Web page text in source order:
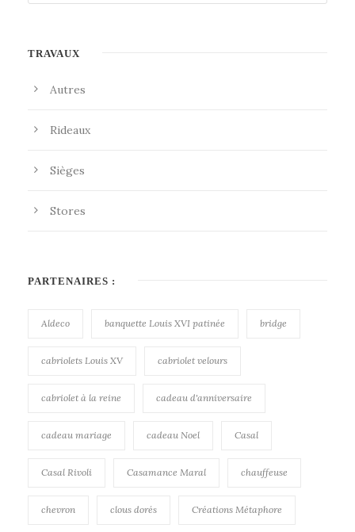
TRAVAUX
Autres
Rideaux
Sièges
Stores
PARTENAIRES :
Aldeco banquette Louis XVI patinée bridge
cabriolets Louis XV cabriolet velours
cabriolet à la reine cadeau d'anniversaire
cadeau mariage cadeau Noel Casal
Casal Rivoli Casamance Maral chauffeuse
chevron clous dorés Créations Métaphore